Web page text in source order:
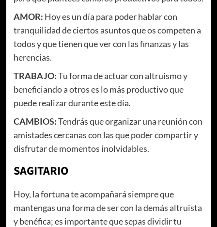
AMOR: Hoy es un día para poder hablar con
tranquilidad de ciertos asuntos que os competen a
todos y que tienen que ver con las finanzas y las
herencias.
TRABAJO:Tu forma de actuar con altruismo y
beneficiando a otros es lo más productivo que
puede realizar durante este día.
CAMBIOS:Tendrás que organizar una reunión con
amistades cercanas con las que poder compartir y
disfrutar de momentos inolvidables.
SAGITARIO
Hoy, la fortuna te acompañará siempre que
mantengas una forma de ser con la demás altruista
y benéfica; es importante que sepas dividir tu